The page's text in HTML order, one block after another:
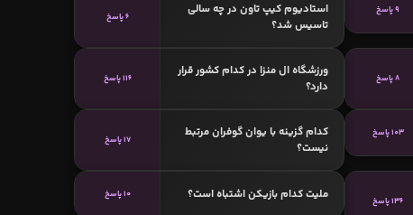
9 پاسخ
استادیوم کیپ تاون در چه سالی
تاسیس شد؟
6 پاسخ
8 پاسخ
ورزشگاه ال منزا در کدام کشور قرار
دارد؟
116 پاسخ
103 پاسخ
کدام گزینه با یوان گوفران مرتبط
نیست؟
17 پاسخ
136 پاسخ ملیت کدام بازیکن اشتباه است؟ 10 پاسخ